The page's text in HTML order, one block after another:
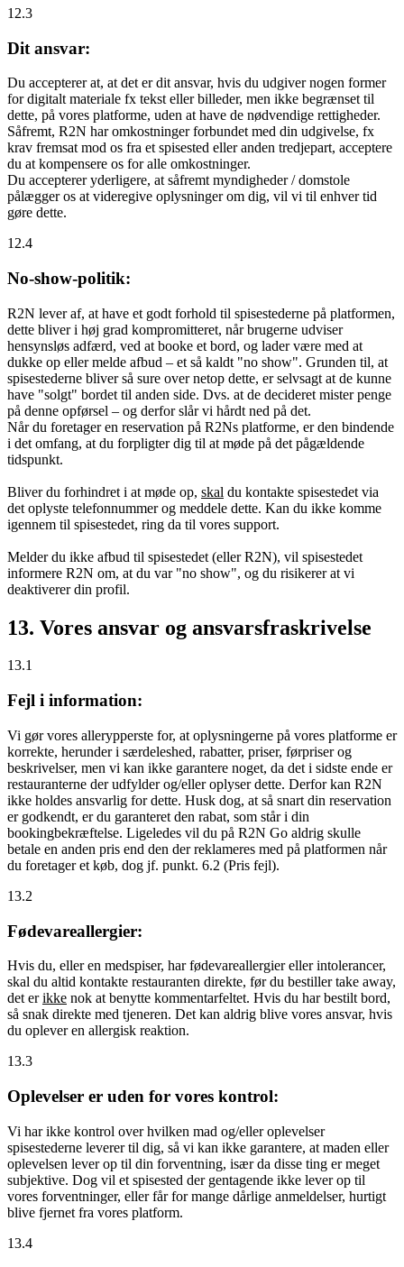
12.3
Dit ansvar:
Du accepterer at, at det er dit ansvar, hvis du udgiver nogen former
for digitalt materiale fx tekst eller billeder, men ikke begrænset til
dette, på vores platforme, uden at have de nødvendige rettigheder.
Såfremt, R2N har omkostninger forbundet med din udgivelse, fx
krav fremsat mod os fra et spisested eller anden tredjepart, acceptere
du at kompensere os for alle omkostninger.
Du accepterer yderligere, at såfremt myndigheder / domstole
pålægger os at videregive oplysninger om dig, vil vi til enhver tid
gøre dette.
12.4
No-show-politik:
R2N lever af, at have et godt forhold til spisestederne på platformen,
dette bliver i høj grad kompromitteret, når brugerne udviser
hensynsløs adfærd, ved at booke et bord, og lader være med at
dukke op eller melde afbud – et så kaldt "no show". Grunden til, at
spisestederne bliver så sure over netop dette, er selvsagt at de kunne
have "solgt" bordet til anden side. Dvs. at de decideret mister penge
på denne opførsel – og derfor slår vi hårdt ned på det.
Når du foretager en reservation på R2Ns platforme, er den bindende
i det omfang, at du forpligter dig til at møde på det pågældende
tidspunkt.
Bliver du forhindret i at møde op, skal du kontakte spisestedet via
det oplyste telefonnummer og meddele dette. Kan du ikke komme
igennem til spisestedet, ring da til vores support.
Melder du ikke afbud til spisestedet (eller R2N), vil spisestedet
informere R2N om, at du var "no show", og du risikerer at vi
deaktiverer din profil.
13. Vores ansvar og ansvarsfraskrivelse
13.1
Fejl i information:
Vi gør vores allerypperste for, at oplysningerne på vores platforme er
korrekte, herunder i særdeleshed, rabatter, priser, førpriser og
beskrivelser, men vi kan ikke garantere noget, da det i sidste ende er
restauranterne der udfylder og/eller oplyser dette. Derfor kan R2N
ikke holdes ansvarlig for dette. Husk dog, at så snart din reservation
er godkendt, er du garanteret den rabat, som står i din
bookingbekræftelse. Ligeledes vil du på R2N Go aldrig skulle
betale en anden pris end den der reklameres med på platformen når
du foretager et køb, dog jf. punkt. 6.2 (Pris fejl).
13.2
Fødevareallergier:
Hvis du, eller en medspiser, har fødevareallergier eller intolerancer,
skal du altid kontakte restauranten direkte, før du bestiller take away,
det erikke nok at benytte kommentarfeltet. Hvis du har bestilt bord,
så snak direkte med tjeneren. Det kan aldrig blive vores ansvar, hvis
du oplever en allergisk reaktion.
13.3
Oplevelser er uden for vores kontrol:
Vi har ikke kontrol over hvilken mad og/eller oplevelser
spisestederne leverer til dig, så vi kan ikke garantere, at maden eller
oplevelsen lever op til din forventning, især da disse ting er meget
subjektive. Dog vil et spisested der gentagende ikke lever op til
vores forventninger, eller får for mange dårlige anmeldelser, hurtigt
blive fjernet fra vores platform.
13.4